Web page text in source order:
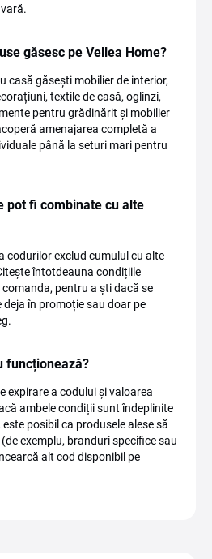
găsesc pe Vellea Home?
casă găsești mobilier de interior,
textile de casă, oglinzi,
pentru grădinărit și mobilier
amenajarea completă a
până la seturi mari pentru
pot fi combinate cu alte
codurilor exclud cumulul cu alte
întotdeauna condițiile
pentru a ști dacă se
în promoție sau doar pe
funcționează?
expirare a codului și valoarea
ambele condiții sunt îndeplinite
posibil ca produsele alese să
exemplu, branduri specifice sau
alt cod disponibil pe